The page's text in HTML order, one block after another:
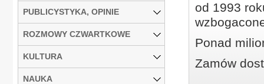
od 1993
Ponad
Zamów
PUBLICYSTYKA, OPINIE
ROZMOWY CZWARTKOWE
KULTURA
NAUKA